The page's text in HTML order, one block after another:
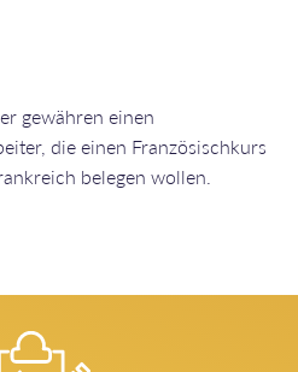
gewähren einen
die einen Französischkurs
belegen wollen.